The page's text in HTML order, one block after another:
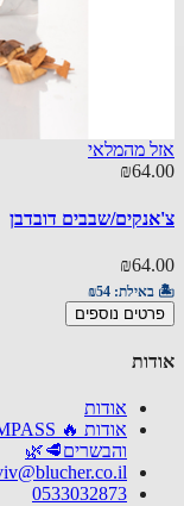
מהמלאי
שבבים דובדבן
₪54
נוספים
אודות
והבשרים🥩🌿
aviv@blucher.co.il
0533032873